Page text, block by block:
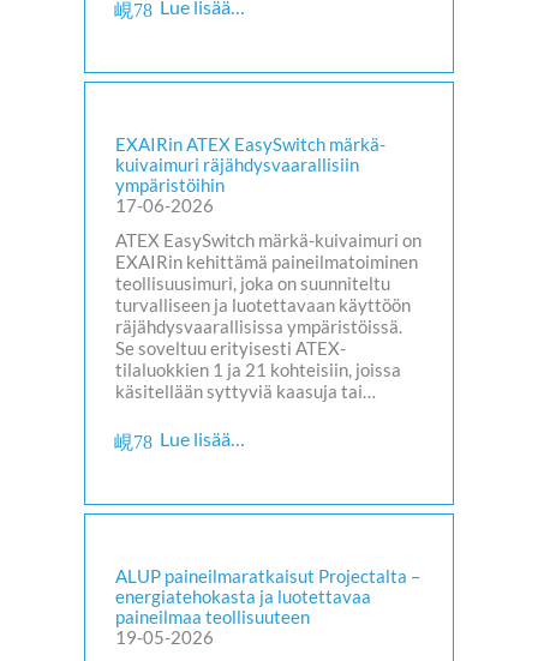
Lue lisää…
EXAIRin ATEX EasySwitch märkä-
kuivaimuri räjähdysvaarallisiin
ympäristöihin
17-06-2026
ATEX EasySwitch märkä-kuivaimuri on
EXAIRin kehittämä paineilmatoiminen
teollisuusimuri, joka on suunniteltu
turvalliseen ja luotettavaan käyttöön
räjähdysvaarallisissa ympäristöissä.
Se soveltuu erityisesti ATEX-
tilaluokkien 1 ja 21 kohteisiin, joissa
käsitellään syttyviä kaasuja tai…
Lue lisää…
ALUP paineilmaratkaisut Projectalta –
energiatehokasta ja luotettavaa
paineilmaa teollisuuteen
19-05-2026